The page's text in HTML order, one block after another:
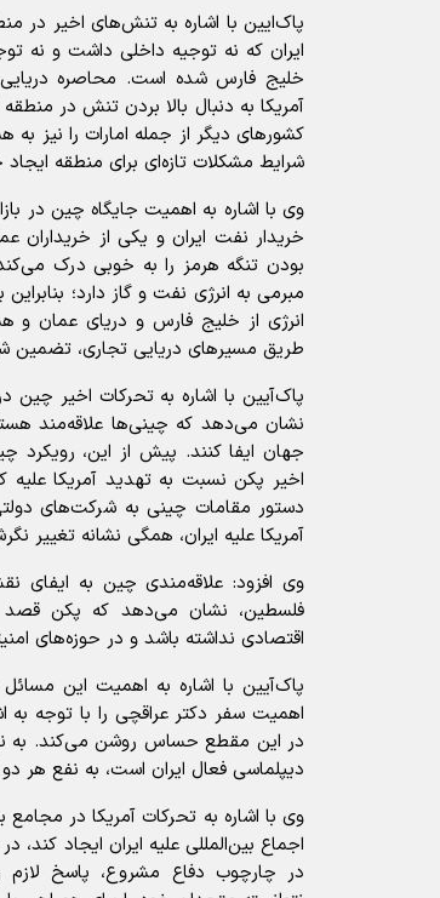
پاک‌ایین با اشاره به تنش‌های اخیر در
ایران که نه توجیه داخلی داشت و نه
خلیج فارس شده است. محاصره
آمریکا به دنبال بالا بردن تنش در
کشور‌های دیگر از جمله امارات را نیز
شرایط مشکلات تازه‌ای برای منطقه
وی با اشاره به اهمیت جایگاه چین در
خریدار نفت ایران و یکی از
بودن تنگه هرمز را به خوبی درک
مبرمی به انرژی نفت و گاز دارد؛
انرژی از خلیج فارس و دریای عمان و
طریق مسیر‌های دریایی تجاری، تضمین
پاک‌آیین با اشاره به تحرکات اخیر
نشان می‌دهد که چینی‌ها علاقه‌مند
جهان ایفا کنند. پیش از این،
اخیر پکن نسبت به تهدید آمریکا
دستور مقامات چینی به شرکت‌های
آمریکا علیه ایران، همگی نشانه تغییر
وی افزود: علاقه‌مندی چین به ایفای
فلسطین، نشان می‌دهد که پکن قصد
اقتصادی نداشته باشد و در حوزه‌های
پاک‌آیین با اشاره به اهمیت این
اهمیت سفر دکتر عراقچی را با توجه به
در این مقطع حساس روشن می‌کند. به
دیپلماسی فعال ایران است، به نفع هر
وی با اشاره به تحرکات آمریکا در
اجماع بین‌المللی علیه ایران ایجاد کند،
در چارچوب دفاع مشروع، پاسخ لازم